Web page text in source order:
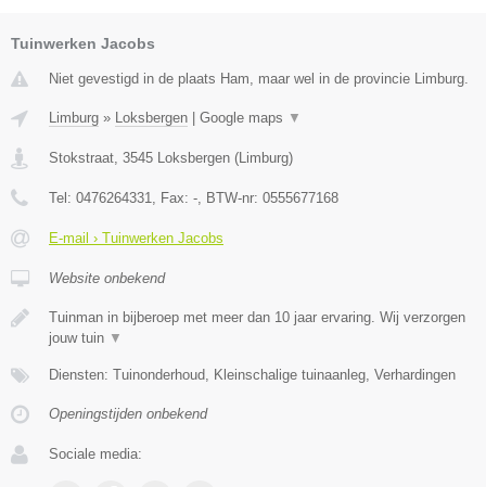
Tuinwerken Jacobs
Niet gevestigd in de plaats Ham, maar wel in de provincie Limburg.
Limburg » Loksbergen Google maps ▼
Stokstraat, 3545 Loksbergen (Limburg)
Tel: 0476264331, Fax: -, BTW-nr: 0555677168
E-mail › Tuinwerken Jacobs
Website onbekend
Tuinman in bijberoep met meer dan 10 jaar ervaring. Wij verzorgen
jouw tuin ▼
Diensten: Tuinonderhoud, Kleinschalige tuinaanleg, Verhardingen
Openingstijden onbekend
Sociale media: